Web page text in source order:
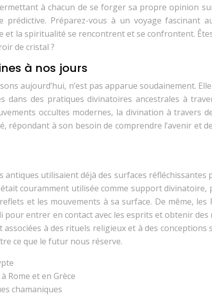
à chacun de se forger sa propre opinion
Préparez-vous à un voyage fascinant
et la spiritualité se rencontrent et se confrontent.
de cristal ?
à nos jours
aujourd’hui, n’est pas apparue soudainement.
dans des pratiques divinatoires ancestrales à
occultes modernes, la divination à travers
répondant à son besoin de comprendre l’avenir et
antiques utilisaient déjà des surfaces réfléchissantes
était couramment utilisée comme support
et les mouvements à sa surface. De même, les
pour entrer en contact avec les esprits et obtenir des
à des rituels religieux et à des conceptions
ce que le futur nous réserve.
Rome et en Grèce
chamaniques